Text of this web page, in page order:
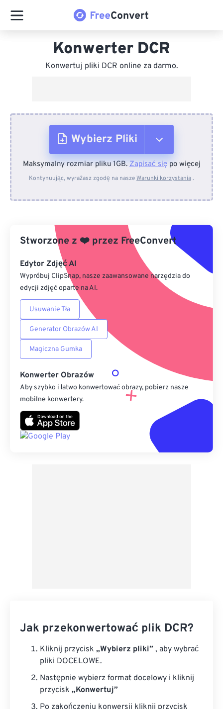
Konwerter DCR
Konwertuj pliki DCR online za darmo.
Wybierz Pliki
Z urządzenia
Z Dysku Google
Z OneDrive
Z adresu URL
Maksymalny rozmiar pliku 1GB.Zapisać siępo więcej
Kontynuując, wyrażasz zgodę na naszeWarunki korzystania.
Stworzone z ❤️ przez FreeConvert
Edytor Zdjęć AI
Wypróbuj ClipSnap, nasze zaawansowane narzędzia do
edycji zdjęć oparte na AI.
Usuwanie Tła
Generator Obrazów AI
Magiczna Gumka
Konwerter Obrazów
Aby szybko i łatwo konwertować obrazy, pobierz nasze
mobilne konwertery.
Jak przekonwertować plik DCR?
Kliknij przycisk „Wybierz pliki” , aby wybrać
pliki DOCELOWE.
Następnie wybierz format docelowy i kliknij
przycisk „Konwertuj”